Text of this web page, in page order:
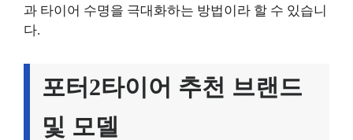
과 타이어 수명을 극대화하는 방법이라 할 수 있습니
다.
포터2타이어 추천 브랜드
및 모델